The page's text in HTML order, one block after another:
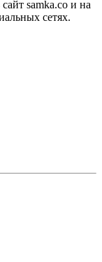
samka.co и на
сетях.